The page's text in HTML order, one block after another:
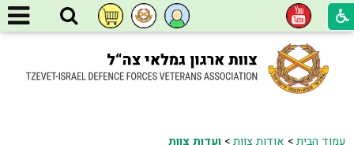
עמוד הבית> אודות צוות>ועדות צוות